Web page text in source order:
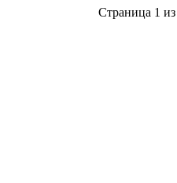
Страница 1